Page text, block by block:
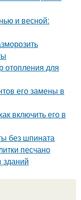
и весной:
отопления для
его замены в
включить его в
без шпината
песчано